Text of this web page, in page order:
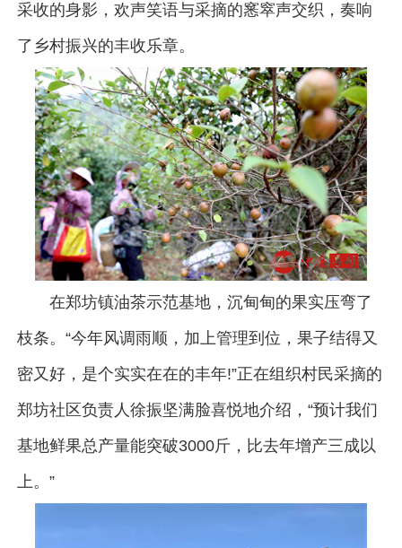
采收的身影，欢声笑语与采摘的窸窣声交织，奏响
了乡村振兴的丰收乐章。
在郑坊镇油茶示范基地，沉甸甸的果实压弯了
枝条。“今年风调雨顺，加上管理到位，果子结得又
密又好，是个实实在在的丰年!”正在组织村民采摘的
郑坊社区负责人徐振坚满脸喜悦地介绍，“预计我们
基地鲜果总产量能突破3000斤，比去年增产三成以
上。”